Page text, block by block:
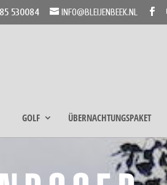
530084 INFO@BLEIJENBEEK.NL
GOLF ÜBERNACHTUNGSPAKET